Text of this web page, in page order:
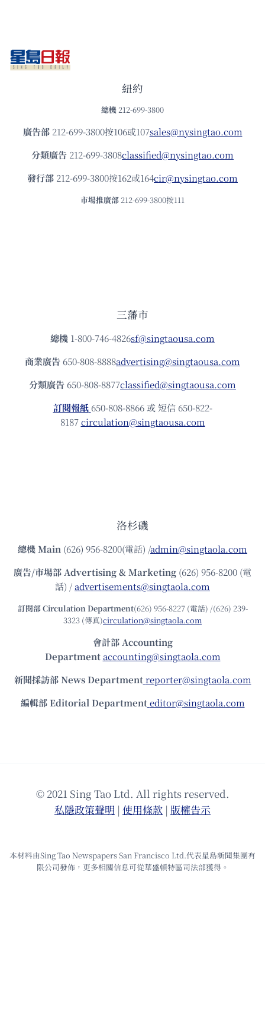
紐約
總機 212-699-3800
廣告部212-699-3800按106或107sales@nysingtao.com
分類廣告 212-699-3808classified@nysingtao.com
發⾏部 212-699-3800按162或164cir@nysingtao.com
市場推廣部 212-699-3800按111
三藩市
總機 1-800-746-4826sf@singtaousa.com
商業廣告 650-808-8888advertising@singtaousa.com
分類廣告 650-808-8877classified@singtaousa.com
訂閱報紙 650-808-8866 或 短信 650-822-
8187circulation@singtaousa.com
洛杉磯
總機Main (626) 956-8200(電話) /admin@singtaola.com
廣告/市場部Advertising & Marketing (626) 956-8200 (電
話) /advertisements@singtaola.com
訂閱部 Circulation Department(626) 956-8227 (電話) /(626) 239-
3323 (傳真)circulation@singtaola.com
會計部 Accounting
Department accounting@singtaola.com
新聞採訪部 News Department reporter@singtaola.com
編輯部 Editorial Department editor@singtaola.com
© 2021 Sing Tao Ltd. All rights reserved.
私隱政策聲明 | 使⽤條款 | 版權告⽰
本材料由Sing Tao Newspapers San Francisco Ltd.代表星島新聞集團有
限公司發佈，更多相關信息可從華盛頓特區司法部獲得。